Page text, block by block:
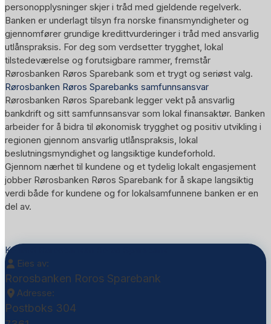
personopplysninger skjer i tråd med gjeldende regelverk.
Banken er underlagt tilsyn fra norske finansmyndigheter og
gjennomfører grundige kredittvurderinger i tråd med ansvarlig
utlånspraksis. For deg som verdsetter trygghet, lokal
tilstedeværelse og forutsigbare rammer, fremstår
Rørosbanken Røros Sparebank som et trygt og seriøst valg.
Rørosbanken Røros Sparebanks samfunnsansvar
Rørosbanken Røros Sparebank legger vekt på ansvarlig
bankdrift og sitt samfunnsansvar som lokal finansaktør. Banken
arbeider for å bidra til økonomisk trygghet og positiv utvikling i
regionen gjennom ansvarlig utlånspraksis, lokal
beslutningsmyndighet og langsiktige kundeforhold.
Gjennom nærhet til kundene og et tydelig lokalt engasjement
jobber Rørosbanken Røros Sparebank for å skape langsiktig
verdi både for kundene og for lokalsamfunnene banken er en
del av.
Kontakt Rorosbanken Roros Sparebank
Eies av:
Rorosbanken Roros Sparebank
Adresse:
Postboks 304